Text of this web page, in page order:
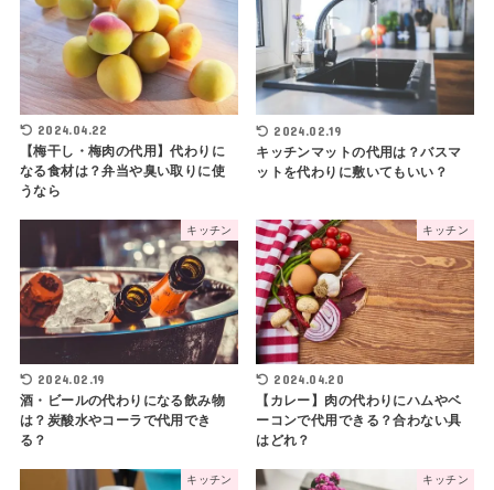
2024.02.19
酒・ビールの代わりになる飲み物
は？炭酸水やコーラで代用でき
る？
【カレー】肉の代わりにハムやベ
ーコンで代用できる？合わない具
はどれ？
2024.02.19
【ケーキナイフの代用】普通の包
丁・糸などを使った切り方まとめ
2024.02.19
【コーヒーフィルターの代用】テ
ィッシュや油こしは代わりになる
か検証してみた